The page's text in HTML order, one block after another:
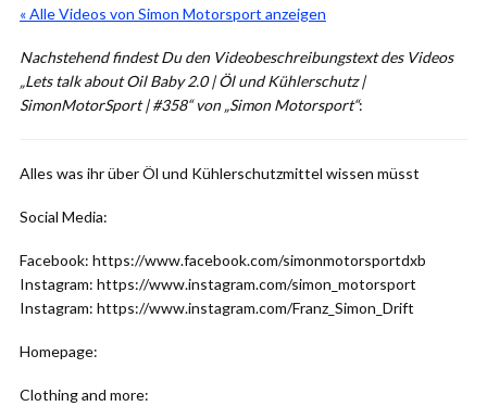
« Alle Videos von Simon Motorsport anzeigen
Nachstehend findest Du den Videobeschreibungstext des Videos
„Lets talk about Oil Baby 2.0 | Öl und Kühlerschutz |
SimonMotorSport | #358“ von „Simon Motorsport“:
Alles was ihr über Öl und Kühlerschutzmittel wissen müsst
Social Media:
Facebook: https://www.facebook.com/simonmotorsportdxb
Instagram: https://www.instagram.com/simon_motorsport
Instagram: https://www.instagram.com/Franz_Simon_Drift
Homepage:
Clothing and more: